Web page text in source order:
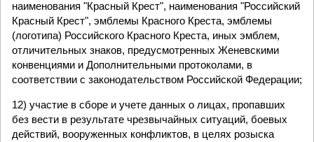
наименования "Красный Крест", наименования "Российский
Красный Крест", эмблемы Красного Креста, эмблемы
(логотипа) Российского Красного Креста, иных эмблем,
отличительных знаков, предусмотренных Женевскими
конвенциями и Дополнительными протоколами, в
соответствии с законодательством Российской Федерации;
12) участие в сборе и учете данных о лицах, пропавших
без вести в результате чрезвычайных ситуаций, боевых
действий, вооруженных конфликтов, в целях розыска